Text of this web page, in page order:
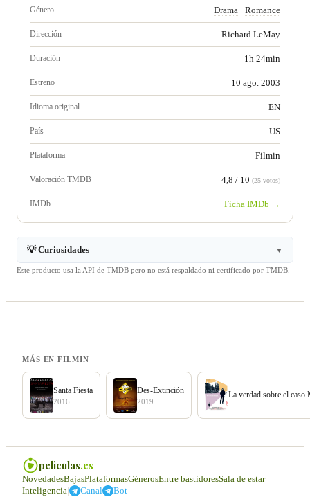
Género Drama · Romance
Dirección Richard LeMay
Duración 1h 24min
Estreno 10 ago. 2003
Idioma original EN
País US
Plataforma Filmin
Valoración TMDB 4,8 / 10 (25 votos)
IMDb Ficha IMDb →
💡 Curiosidades ▼
Este producto usa la API de TMDB pero no está respaldado ni certificado por TMDB.
MÁS EN FILMIN
Santa Fiesta
2016
Des-Extinción
2019
La verdad sobre el caso
peliculas.es
NovedadesBajasPlataformasGénerosEntre bastidoresSala de estar
Inteligencia| Canal Bot